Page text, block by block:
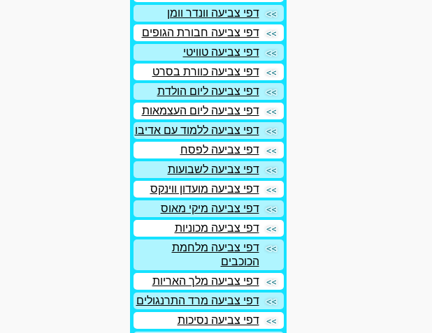
דפי צביעה וונדר וומן
דפי צביעה חבורת הגופים
דפי צביעה טוויטי
דפי צביעה כוורת בסרט
דפי צביעה ליום הולדת
דפי צביעה ליום העצמאות
דפי צביעה ללמוד עם אדיבו
דפי צביעה לפסח
דפי צביעה לשבועות
דפי צביעה מועדון ווינקס
דפי צביעה מיקי מאוס
דפי צביעה מכוניות
דפי צביעה מלחמת
הכוכבים
דפי צביעה מלך האריות
דפי צביעה מרד התרנגולים
דפי צביעה נסיכות